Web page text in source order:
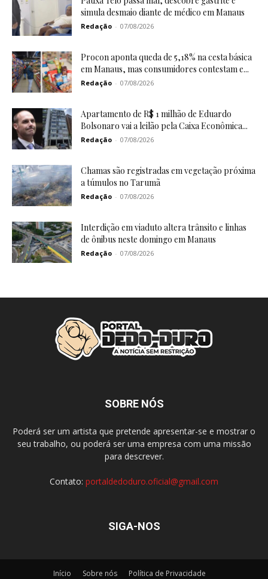
simula desmaio diante de médico em Manaus
Redação - 07/08/2026
Procon aponta queda de 5,18% na cesta básica
em Manaus, mas consumidores contestam e...
Redação - 07/08/2026
Apartamento de R$ 1 milhão de Eduardo
Bolsonaro vai a leilão pela Caixa Econômica...
Redação - 07/08/2026
Chamas são registradas em vegetação próxima
a túmulos no Tarumã
Redação - 07/08/2026
Interdição em viaduto altera trânsito e linhas
de ônibus neste domingo em Manaus
Redação - 07/08/2026
SOBRE NÓS
Poderá ser um artista que pretende apresentar-se e mostrar o
seu trabalho, ou poderá ser uma empresa com uma missão
para descrever.
Contato: portaldedoduro.oficial@gmail.com
SIGA-NOS
Início Sobre nós Política de Privacidade